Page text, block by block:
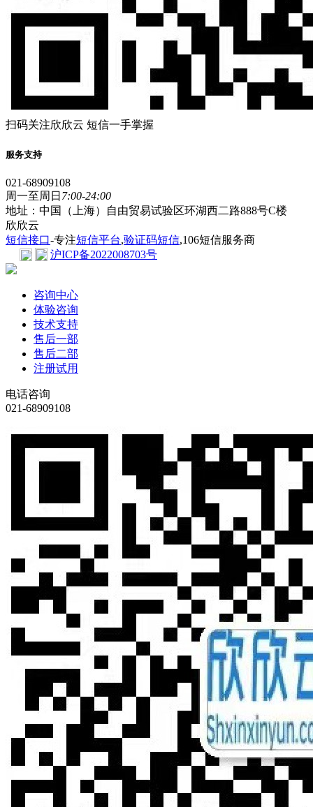
扫码关注欣欣云 短信一手掌握
服务支持
021-68909108
周一至周日 7:00-24:00
地址：中国（上海）自由贸易试验区环湖西二路888号C楼
欣欣云
短信接口-专注短信平台,验证码短信,106短信服务商
沪ICP备2022008703号
咨询中心
体验咨询
技术支持
售后一部
售后二部
注册试用
电话咨询
021-68909108